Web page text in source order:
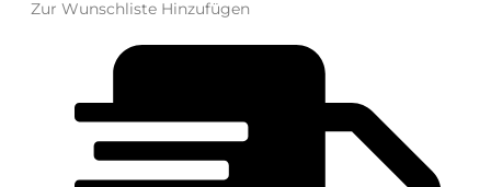
Zur Wunschliste Hinzufügen